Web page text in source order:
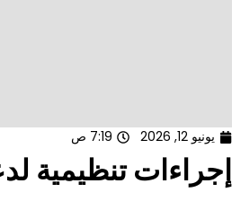
يونيو 12, 2026 7:19 ص
إجراءات تنظيمية